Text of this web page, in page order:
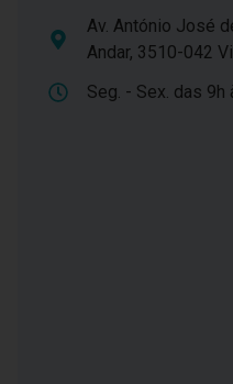
Av. António José
Andar, 3510-042
Seg. - Sex. das 9h